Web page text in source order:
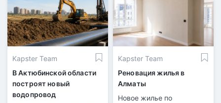
Kapster Team
В Актюбинской области
построят новый
водопровод
Kapster Team
Реновация жилья в
Алматы
Новое жилье по